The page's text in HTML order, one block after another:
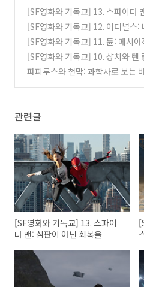
[SF영화와 기독교] 13. 스파이더
회복을 (0)
[SF영화와 기독교] 12. 이터널스:
내러티브 (1)
[SF영화와 기독교] 11. 듄: 메시아
정의 시작
(2)
[SF영화와 기독교] 10. 샹치와 텐
'전설'의 세계, 탈로 (1)
파피루스와 천막: 과학사로 보는
관련글
[SF영화와 기독교] 13. 스파이
더 맨: 심판이 아닌 회복을